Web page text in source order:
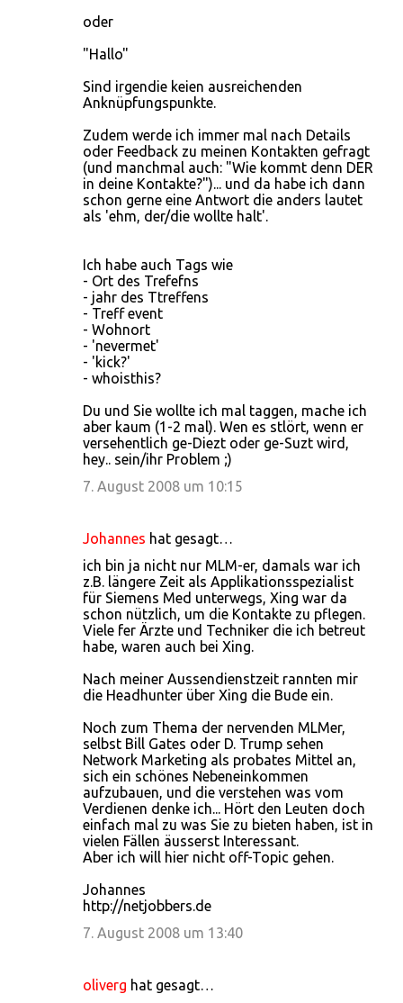
oder
"Hallo"
Sind irgendie keien ausreichenden
Anknüpfungspunkte.
Zudem werde ich immer mal nach Details
oder Feedback zu meinen Kontakten gefragt
(und manchmal auch: "Wie kommt denn DER
in deine Kontakte?")... und da habe ich dann
schon gerne eine Antwort die anders lautet
als 'ehm, der/die wollte halt'.
Ich habe auch Tags wie
- Ort des Trefefns
- jahr des Ttreffens
- Treff event
- Wohnort
- 'nevermet'
- 'kick?'
- whoisthis?
Du und Sie wollte ich mal taggen, mache ich
aber kaum (1-2 mal). Wen es stlört, wenn er
versehentlich ge-Diezt oder ge-Suzt wird,
hey.. sein/ihr Problem ;)
7. August 2008 um 10:15
Johannes hat gesagt…
ich bin ja nicht nur MLM-er, damals war ich
z.B. längere Zeit als Applikationsspezialist
für Siemens Med unterwegs, Xing war da
schon nützlich, um die Kontakte zu pflegen.
Viele fer Ärzte und Techniker die ich betreut
habe, waren auch bei Xing.
Nach meiner Aussendienstzeit rannten mir
die Headhunter über Xing die Bude ein.
Noch zum Thema der nervenden MLMer,
selbst Bill Gates oder D. Trump sehen
Network Marketing als probates Mittel an,
sich ein schönes Nebeneinkommen
aufzubauen, und die verstehen was vom
Verdienen denke ich... Hört den Leuten doch
einfach mal zu was Sie zu bieten haben, ist in
vielen Fällen äusserst Interessant.
Aber ich will hier nicht off-Topic gehen.
Johannes
http://netjobbers.de
7. August 2008 um 13:40
oliverg hat gesagt…